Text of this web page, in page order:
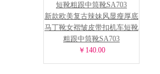
新款欧美复古辣妹风显瘦厚底
马丁靴女褶皱皮带扣机车短靴
粗跟中筒靴SA703
￥140.00